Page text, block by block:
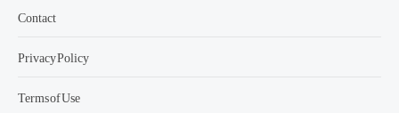
Contact
Privacy Policy
Terms of Use